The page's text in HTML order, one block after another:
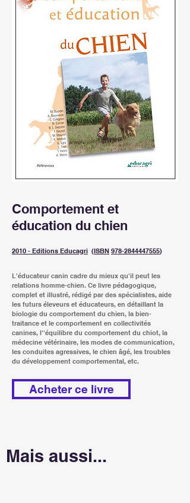
Comportement et
éducation du chien
2010 - Editions Educagri (ISBN 978-2844447555)
L'éducateur canin cadre du mieux qu'il peut les
relations homme-chien. Ce livre pédagogique,
complet et illustré, rédigé par des spécialistes, aide
les futurs éleveurs et éducateurs, en détaillant la
biologie du comportement du chien, la bien-
traitance et le comportement en collectivités
canines, l''équilibre du comportement du chiot, la
médecine vétérinaire, les modes de communication,
les conduites agressives, le chien âgé, les troubles
du développement comportemental, etc.
Acheter ce livre
Mais aussi...